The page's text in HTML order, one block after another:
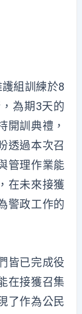
組訓練於8
為期3天的
開訓典禮，
透過本次召
管理作業能
在未來接獲
警政工作的
皆已完成役
在接獲召集
了作為公民